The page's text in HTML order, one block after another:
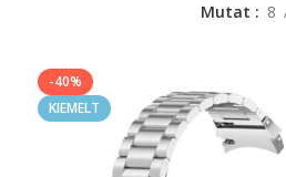
Mutat 8
-40%
KIEMELT